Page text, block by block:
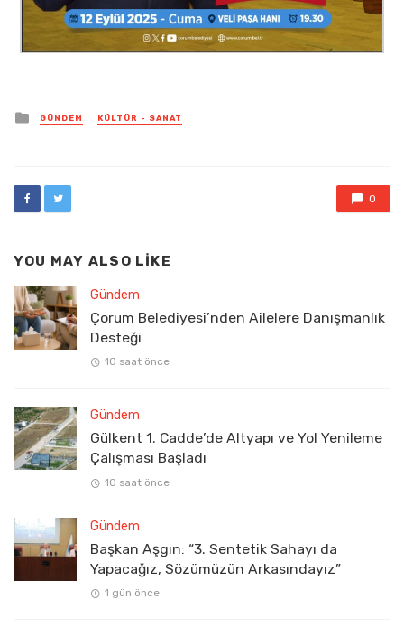
Posted
in
GÜNDEM KÜLTÜR - SANAT
0
YOU MAY ALSO LIKE
Gündem
Çorum Belediyesi’nden Ailelere Danışmanlık
Desteği
10 saat önce
Gündem
Gülkent 1. Cadde’de Altyapı ve Yol Yenileme
Çalışması Başladı
10 saat önce
Gündem
Başkan Aşgın: “3. Sentetik Sahayı da
Yapacağız, Sözümüzün Arkasındayız”
1 gün önce